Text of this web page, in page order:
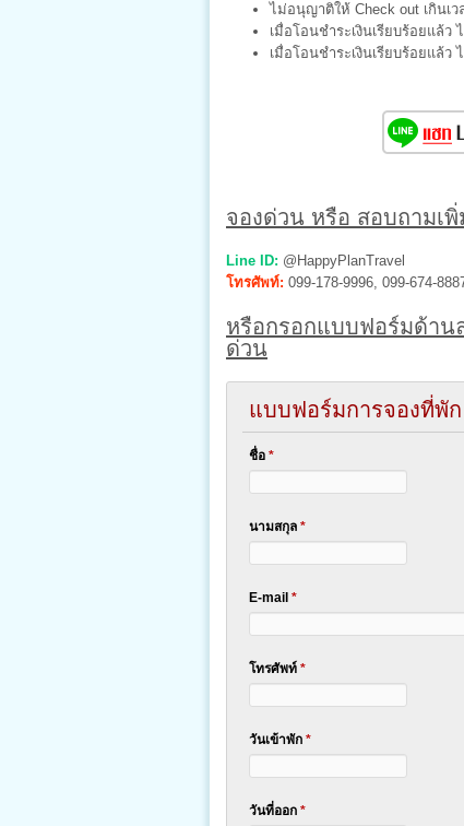
ไม่อนุญาติให้ Check out เกินเว
เมื่อโอนชำระเงินเรียบร้อยแล้ว
เมื่อโอนชำระเงินเรียบร้อยแล้ว
จองด่วน หรือ สอบถามเพิ่
Line ID: @HappyPlanTravel
โทรศัพท์: 099-178-9996, 099-674-
หรือกรอกแบบฟอร์มด้าน
ด่วน
แบบฟอร์มการจองที่พัก
ชื่อ *
นามสกุล *
E-mail *
โทรศัพท์ *
วันเข้าพัก *
วันที่ออก *